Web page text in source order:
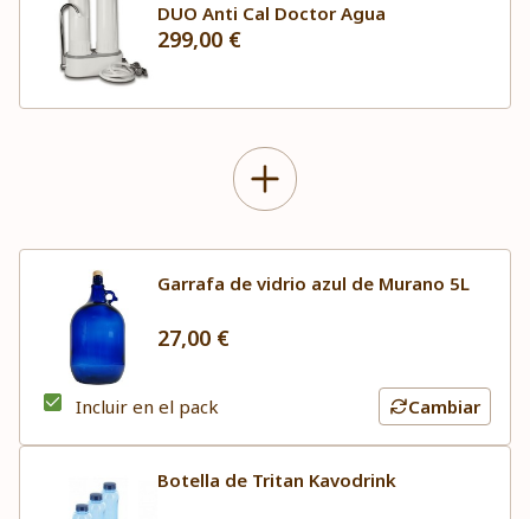
DUO Anti Cal Doctor Agua
299,00 €
Garrafa de vidrio azul de Murano 5L
27,00 €
Incluir en el pack Cambiar
Botella de Tritan Kavodrink